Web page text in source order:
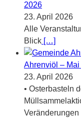
2026
23. April 2026
Alle
Blick […]
Ahrenviöl –
23. April 2026
• Osterbasteln